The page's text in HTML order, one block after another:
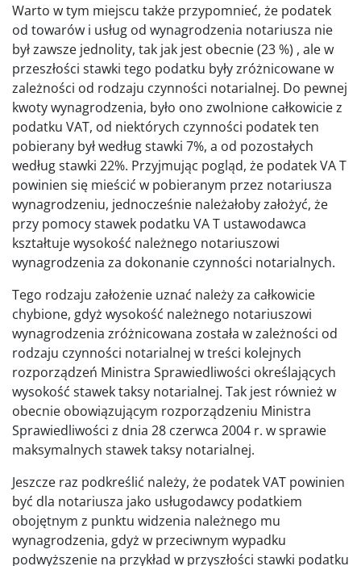
Warto w tym miejscu także przypomnieć, że podatek
od towarów i usług od wynagrodzenia notariusza nie
był zawsze jednolity, tak jak jest obecnie (23 %) , ale w
przeszłości stawki tego podatku były zróżnicowane w
zależności od rodzaju czynności notarialnej. Do pewnej
kwoty wynagrodzenia, było ono zwolnione całkowicie z
podatku VAT, od niektórych czynności podatek ten
pobierany był według stawki 7%, a od pozostałych
według stawki 22%. Przyjmując pogląd, że podatek VA T
powinien się mieścić w pobieranym przez notariusza
wynagrodzeniu, jednocześnie należałoby założyć, że
przy pomocy stawek podatku VA T ustawodawca
kształtuje wysokość należnego notariuszowi
wynagrodzenia za dokonanie czynności notarialnych.
Tego rodzaju założenie uznać należy za całkowicie
chybione, gdyż wysokość należnego notariuszowi
wynagrodzenia zróżnicowana została w zależności od
rodzaju czynności notarialnej w treści kolejnych
rozporządzeń Ministra Sprawiedliwości określających
wysokość stawek taksy notarialnej. Tak jest również w
obecnie obowiązującym rozporządzeniu Ministra
Sprawiedliwości z dnia 28 czerwca 2004 r. w sprawie
maksymalnych stawek taksy notarialnej.
Jeszcze raz podkreślić należy, że podatek VAT powinien
być dla notariusza jako usługodawcy podatkiem
obojętnym z punktu widzenia należnego mu
wynagrodzenia, gdyż w przeciwnym wypadku
podwyższenie na przykład w przyszłości stawki podatku